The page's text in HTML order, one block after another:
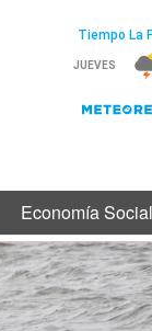
Economía Social